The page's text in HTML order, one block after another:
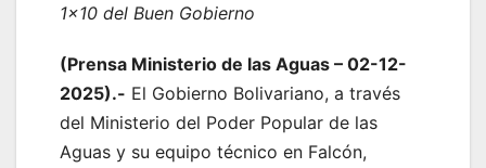
1×10 del Buen Gobierno
(Prensa Ministerio de las Aguas – 02-12-
2025).- El Gobierno Bolivariano, a través
del Ministerio del Poder Popular de las
Aguas y su equipo técnico en Falcón,